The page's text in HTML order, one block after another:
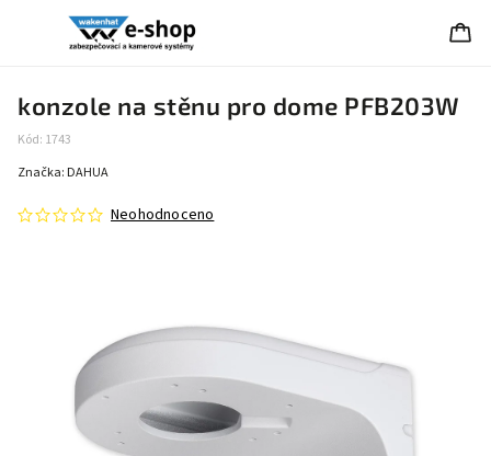
konzole na stěnu pro dome PFB203W
Kód: 1743
Neohodnoceno
Značka: DAHUA